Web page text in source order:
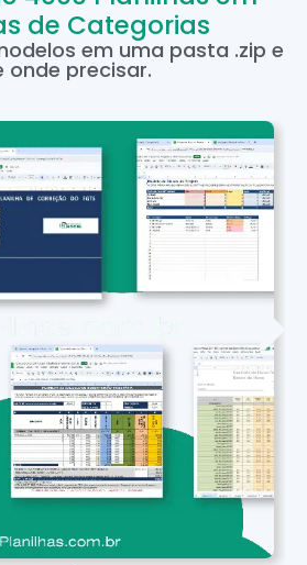
de Categorias
em uma pasta .zip e
onde precisar.